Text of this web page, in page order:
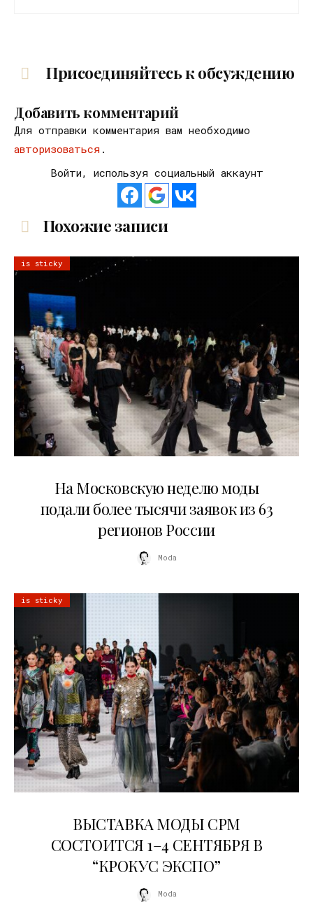
Присоединяйтесь к обсуждению
Добавить комментарий
Для отправки комментария вам необходимо
авторизоваться .
Войти, используя социальный аккаунт
Похожие записи
is sticky
На Московскую неделю моды
подали более тысячи заявок из 63
регионов России
Moda
is sticky
ВЫСТАВКА МОДЫ CPM
СОСТОИТСЯ 1–4 СЕНТЯБРЯ В
“КРОКУС ЭКСПО”
Moda